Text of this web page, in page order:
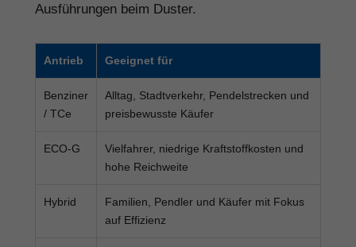
Ausführungen beim Duster.
Antrieb Geeignet für
Benziner
/ TCe
Alltag, Stadtverkehr, Pendelstrecken und
preisbewusste Käufer
ECO-G
Vielfahrer, niedrige Kraftstoffkosten und
hohe Reichweite
Hybrid
Familien, Pendler und Käufer mit Fokus
auf Effizienz